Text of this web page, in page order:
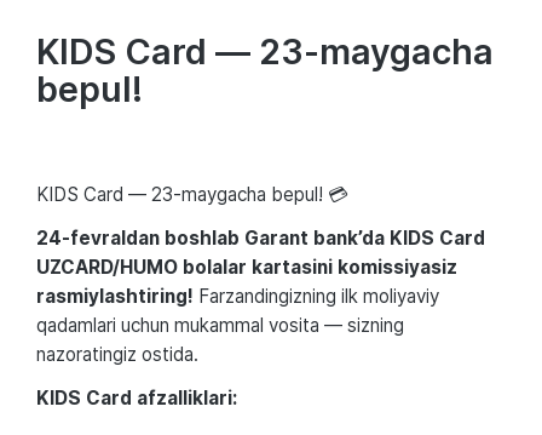
KIDS Card — 23-maygacha
bepul!
KIDS Card — 23-maygacha bepul! 💳
24-fevraldan boshlab Garant bank’da KIDS Card
UZCARD/HUMO bolalar kartasini komissiyasiz
rasmiylashtiring! Farzandingizning ilk moliyaviy
qadamlari uchun mukammal vosita — sizning
nazoratingiz ostida.
KIDS Card afzalliklari: